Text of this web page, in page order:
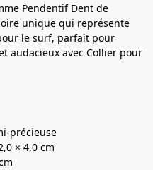
Pendentif Dent de
unique qui représente
le surf, parfait pour
audacieux avec Collier pour
précieuse
× 4,0 cm